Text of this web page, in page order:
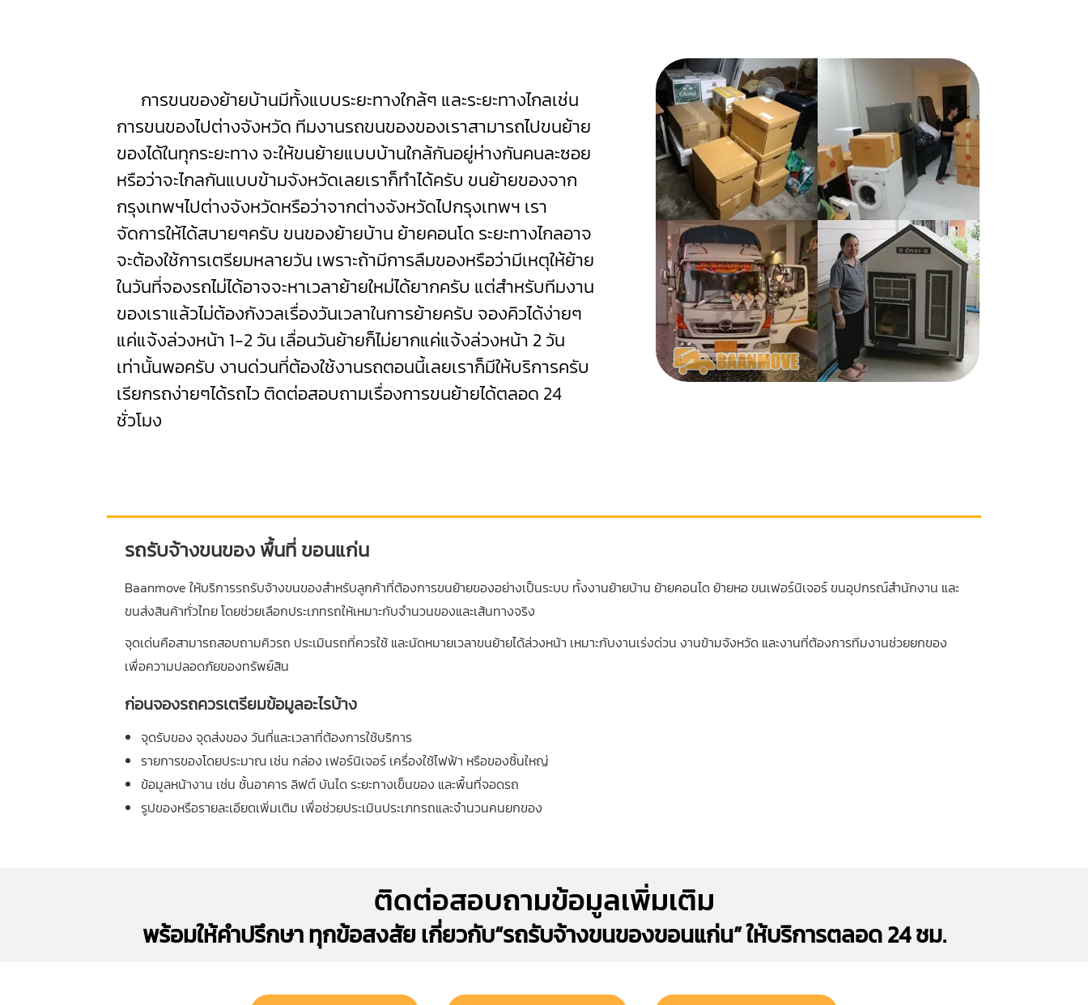
การขนของย้ายบ้านมีทั้งแบบระยะทางใกล้ๆ และระยะทางไกลเช่น
การขนของไปต่างจังหวัด ทีมงานรถขนของของเราสามารถไปขนย้าย
ของได้ในทุกระยะทาง จะให้ขนย้ายแบบบ้านใกล้กันอยู่ห่างกันคนละซอย
หรือว่าจะไกลกันแบบข้ามจังหวัดเลยเราก็ทำได้ครับ ขนย้ายของจาก
กรุงเทพฯไปต่างจังหวัดหรือว่าจากต่างจังหวัดไปกรุงเทพฯ เรา
จัดการให้ได้สบายๆครับ ขนของย้ายบ้าน ย้ายคอนโด ระยะทางไกลอาจ
จะต้องใช้การเตรียมหลายวัน เพราะถ้ามีการลืมของหรือว่ามีเหตุให้ย้าย
ในวันที่จองรถไม่ได้อาจจะหาเวลาย้ายใหม่ได้ยากครับ แต่สำหรับทีมงาน
ของเราแล้วไม่ต้องกังวลเรื่องวันเวลาในการย้ายครับ จองคิวได้ง่ายๆ
แค่แจ้งล่วงหน้า 1-2 วัน เลื่อนวันย้ายก็ไม่ยากแค่แจ้งล่วงหน้า 2 วัน
เท่านั้นพอครับ งานด่วนที่ต้องใช้งานรถตอนนี้เลยเราก็มีให้บริการครับ
เรียกรถง่ายๆได้รถไว ติดต่อสอบถามเรื่องการขนย้ายได้ตลอด 24
ชั่วโมง
รถรับจ้างขนของ พื้นที่ ขอนแก่น
Baanmove ให้บริการรถรับจ้างขนของสำหรับลูกค้าที่ต้องการขนย้ายของอย่างเป็นระบบ ทั้งงานย้ายบ้าน ย้ายคอนโด ย้ายหอ ขนเฟอร์นิเจอร์ ขนอุปกรณ์สำนักงาน และ
ขนส่งสินค้าทั่วไทย โดยช่วยเลือกประเภทรถให้เหมาะกับจำนวนของและเส้นทางจริง
จุดเด่นคือสามารถสอบถามคิวรถ ประเมินรถที่ควรใช้ และนัดหมายเวลาขนย้ายได้ล่วงหน้า เหมาะกับงานเร่งด่วน งานข้ามจังหวัด และงานที่ต้องการทีมงานช่วยยกของ
เพื่อความปลอดภัยของทรัพย์สิน
ก่อนจองรถควรเตรียมข้อมูลอะไรบ้าง
จุดรับของ จุดส่งของ วันที่และเวลาที่ต้องการใช้บริการ
รายการของโดยประมาณ เช่น กล่อง เฟอร์นิเจอร์ เครื่องใช้ไฟฟ้า หรือของชิ้นใหญ่
ข้อมูลหน้างาน เช่น ชั้นอาคาร ลิฟต์ บันได ระยะทางเข็นของ และพื้นที่จอดรถ
รูปของหรือรายละเอียดเพิ่มเติม เพื่อช่วยประเมินประเภทรถและจำนวนคนยกของ
ติดต่อสอบถามข้อมูลเพิ่มเติม
พร้อมให้คำปรึกษา ทุกข้อสงสัย เกี่ยวกับ“รถรับจ้างขนของขอนแก่น” ให้บริการตลอด 24 ชม.